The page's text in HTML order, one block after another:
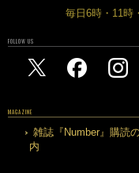
毎日6時・11時
FOLLOW US
MAGAZINE
雑誌『Number』購読
内